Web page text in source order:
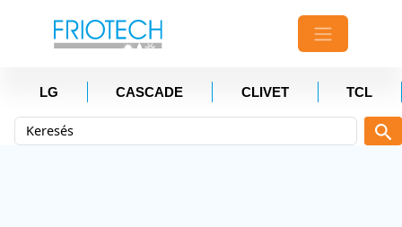
LG CASCADE CLIVET TCL